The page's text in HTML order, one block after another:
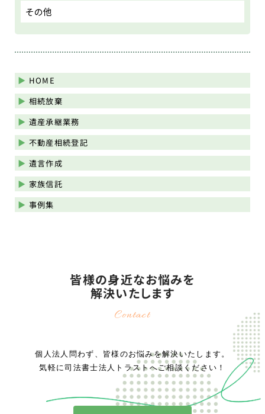
その他
HOME
相続放棄
遺産承継業務
不動産相続登記
遺言作成
家族信託
事例集
皆様の身近なお悩みを
解決いたします
Contact
個人法人問わず、皆様のお悩みを解決いたします。
気軽に司法書士法人トラストへご相談ください！